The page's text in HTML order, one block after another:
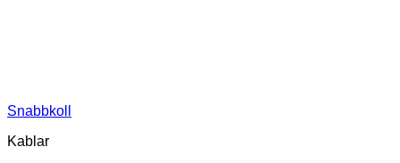
Snabbkoll
Kablar